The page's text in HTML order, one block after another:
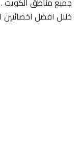
خلال افضل